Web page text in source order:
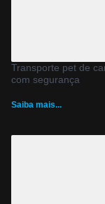
Transporte pet de
com segurança
Saiba mais...